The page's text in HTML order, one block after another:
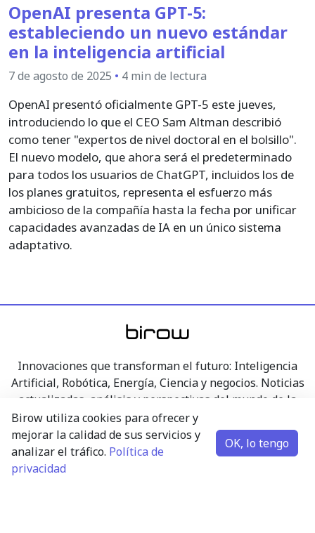
OpenAI presenta GPT-5:
estableciendo un nuevo estándar
en la inteligencia artificial
7 de agosto de 2025 • 4 min de lectura
OpenAI presentó oficialmente GPT-5 este jueves,
introduciendo lo que el CEO Sam Altman describió
como tener "expertos de nivel doctoral en el bolsillo".
El nuevo modelo, que ahora será el predeterminado
para todos los usuarios de ChatGPT, incluidos los de
los planes gratuitos, representa el esfuerzo más
ambicioso de la compañía hasta la fecha por unificar
capacidades avanzadas de IA en un único sistema
adaptativo.
Innovaciones que transforman el futuro: Inteligencia
Artificial, Robótica, Energía, Ciencia y negocios. Noticias
actualizadas, análisis y perspectivas del mundo de la
tecnología, la investigación y la economía, presentados
de forma transparente.
Birow utiliza cookies para ofrecer y
mejorar la calidad de sus servicios y
analizar el tráfico. Política de
privacidad
OK, lo tengo